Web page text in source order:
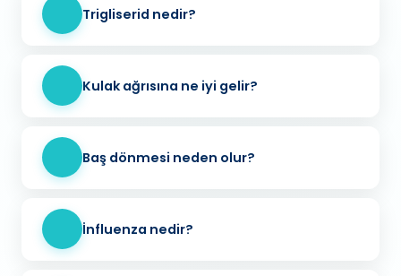
Trigliserid nedir?
Kulak ağrısına ne iyi gelir?
Baş dönmesi neden olur?
İnfluenza nedir?